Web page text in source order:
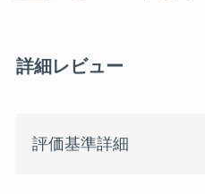
詳細レビュー
評価基準詳細